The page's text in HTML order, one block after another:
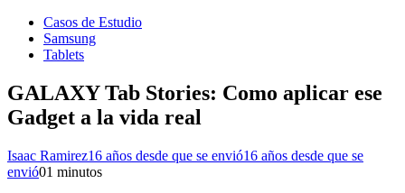
Casos de Estudio
Samsung
Tablets
GALAXY Tab Stories: Como aplicar ese
Gadget a la vida real
Isaac Ramirez16 años desde que se envió16 años desde que se
envió01 minutos